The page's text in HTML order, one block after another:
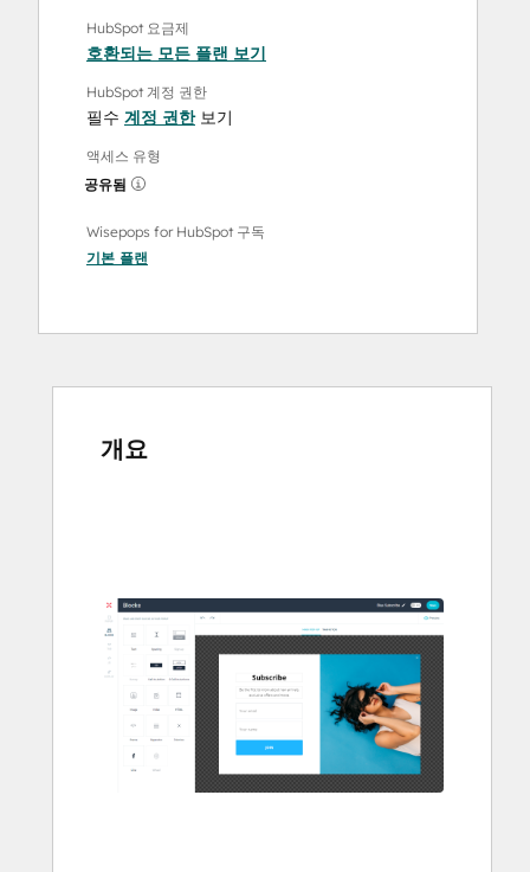
HubSpot 요금제
호환되는 모든 플랜 보기
HubSpot 계정 권한
필수 계정 권한보기
액세스 유형
공유됨
Wisepops for HubSpot 구독
기본 플랜
개요
을
보
려